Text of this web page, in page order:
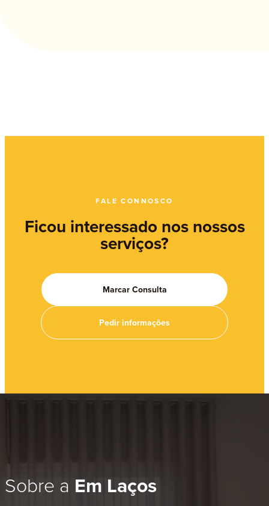
FALE CONNOSCO
Ficou interessado nos nossos
serviços?
Marcar Consulta
Pedir informações
Sobre a Em Laços